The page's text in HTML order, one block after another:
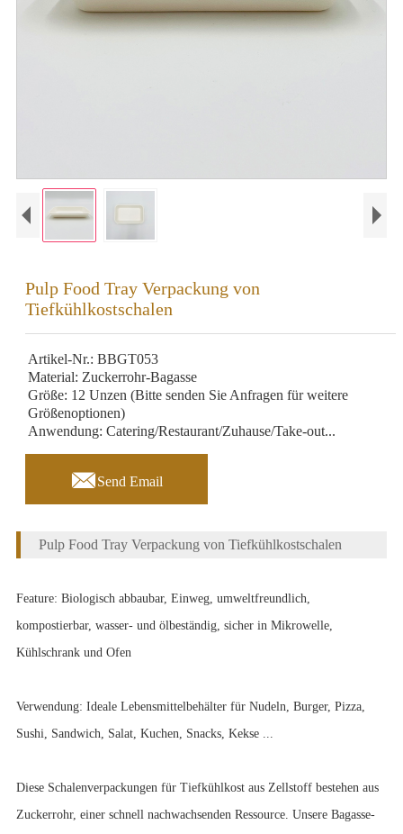
Pulp Food Tray Verpackung von
Tiefkühlkostschalen
Artikel-Nr.: BBGT053
Material: Zuckerrohr-Bagasse
Größe: 12 Unzen (Bitte senden Sie Anfragen für weitere
Größenoptionen)
Anwendung: Catering/Restaurant/Zuhause/Take-out...
Send Email
Pulp Food Tray Verpackung von Tiefkühlkostschalen
Feature: Biologisch abbaubar, Einweg, umweltfreundlich,
kompostierbar, wasser- und ölbeständig, sicher in Mikrowelle,
Kühlschrank und Ofen
Verwendung: Ideale Lebensmittelbehälter für Nudeln, Burger, Pizza,
Sushi, Sandwich, Salat, Kuchen, Snacks, Kekse ...
Diese Schalenverpackungen für Tiefkühlkost aus Zellstoff bestehen aus
Zuckerrohr, einer schnell nachwachsenden Ressource. Unsere Bagasse-